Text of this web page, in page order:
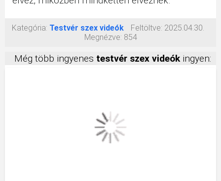
Kategória: Testvér szex videók Feltöltve: 2025.04.30.
Megnézve: 854
Még több ingyenes testvér szex videókingyen: